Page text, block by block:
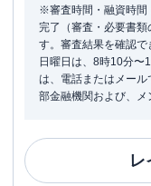
※審査時間・融資時間
完了（審査・必要書
す。審査結果を確認
日曜日は、8時10分〜
は、電話またはメー
部金融機関および、メ
レ